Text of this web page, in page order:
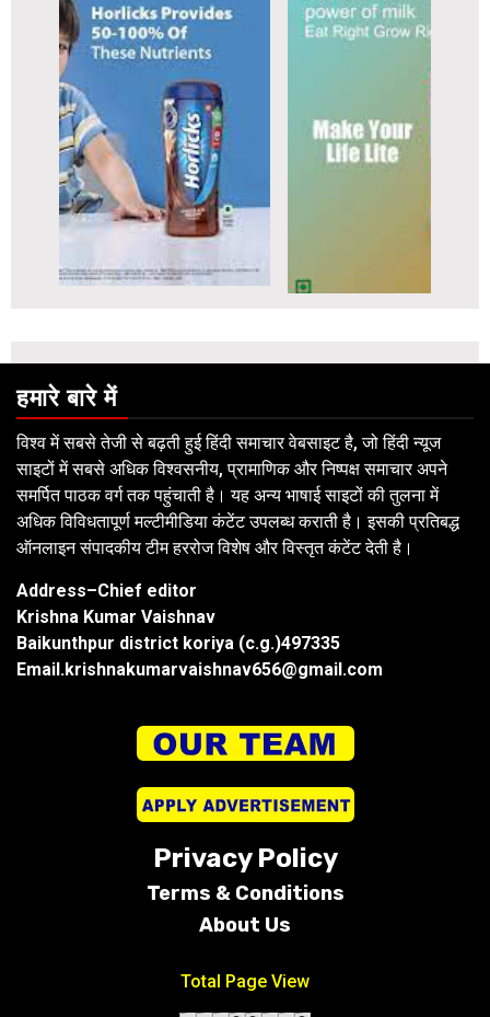
हमारे बारे में
विश्व में सबसे तेजी से बढ़ती हुई हिंदी समाचार वेबसाइट है, जो हिंदी न्यूज
साइटों में सबसे अधिक विश्वसनीय, प्रामाणिक और निष्पक्ष समाचार अपने
समर्पित पाठक वर्ग तक पहुंचाती है। यह अन्य भाषाई साइटों की तुलना में
अधिक विविधतापूर्ण मल्टीमीडिया कंटेंट उपलब्ध कराती है। इसकी प्रतिबद्ध
ऑनलाइन संपादकीय टीम हररोज विशेष और विस्तृत कंटेंट देती है।
Address–Chief editor
Krishna Kumar Vaishnav
Baikunthpur district koriya (c.g.)497335
Email.krishnakumarvaishnav656@gmail.com
Privacy Policy
Terms & Conditions
About Us
Total Page View